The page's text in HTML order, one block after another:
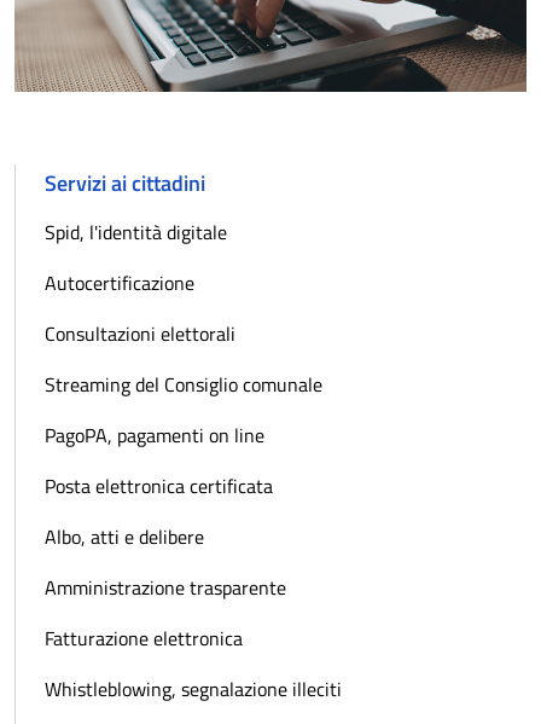
Servizi ai cittadini
Spid, l'identità digitale
Autocertificazione
Consultazioni elettorali
Streaming del Consiglio comunale
PagoPA, pagamenti on line
Posta elettronica certificata
Albo, atti e delibere
Amministrazione trasparente
Fatturazione elettronica
Whistleblowing, segnalazione illeciti